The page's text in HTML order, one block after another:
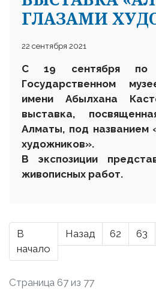
ГЛАЗАМИ
22 сентября 2021
С 19 сентября
Государственном
имени Абылхана
выставка,
Алматы, под названием
художников».
В экспозиции
живописных работ.
В
начало
Назад 62 63
Страница 67 из 77